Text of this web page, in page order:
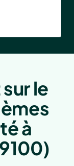
le
à